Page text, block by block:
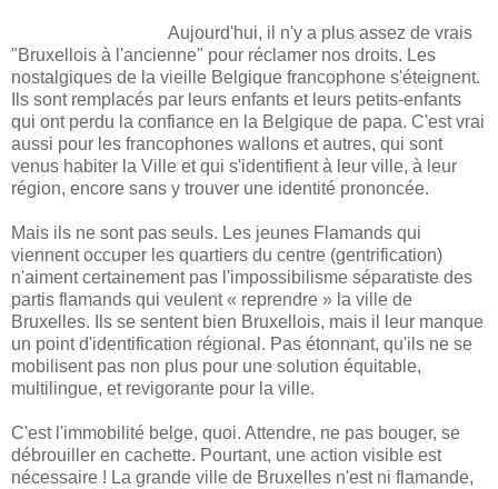
Aujourd'hui, il n'y a plus assez de vrais
"Bruxellois à l'ancienne" pour réclamer nos droits. Les
nostalgiques de la vieille Belgique francophone s'éteignent.
Ils sont remplacés par leurs enfants et leurs petits-enfants
qui ont perdu la confiance en la Belgique de papa. C'est vrai
aussi pour les francophones wallons et autres, qui sont
venus habiter la Ville et qui s'identifient à leur ville, à leur
région, encore sans y trouver une identité prononcée.
Mais ils ne sont pas seuls. Les jeunes Flamands qui
viennent occuper les quartiers du centre (gentrification)
n'aiment certainement pas l'impossibilisme séparatiste des
partis flamands qui veulent « reprendre » la ville de
Bruxelles. Ils se sentent bien Bruxellois, mais il leur manque
un point d'identification régional. Pas étonnant, qu'ils ne se
mobilisent pas non plus pour une solution équitable,
multilingue, et revigorante pour la ville.
C'est l'immobilité belge, quoi. Attendre, ne pas bouger, se
débrouiller en cachette. Pourtant, une action visible est
nécessaire ! La grande ville de Bruxelles n'est ni flamande,